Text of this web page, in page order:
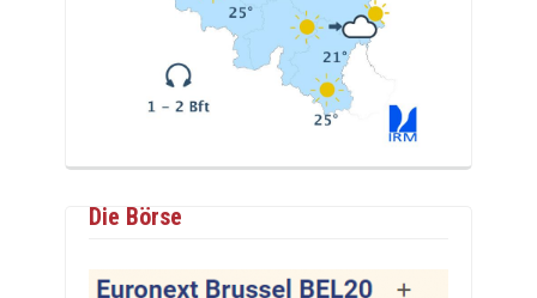
Die Börse